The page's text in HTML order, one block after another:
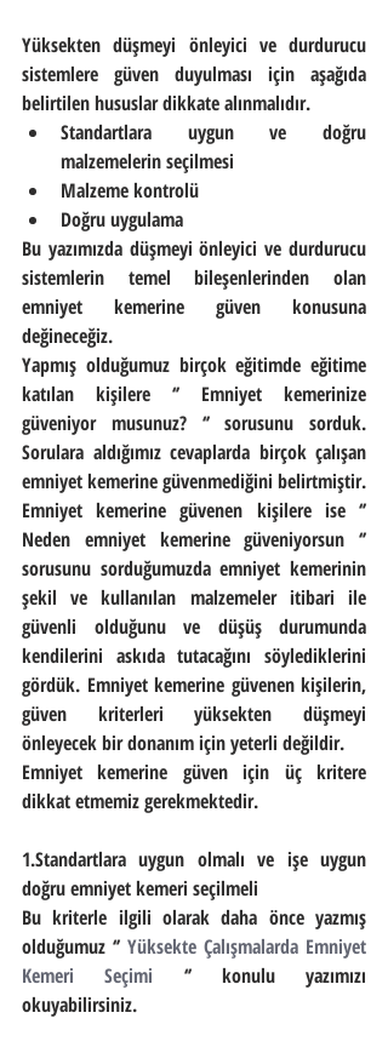
Yüksekten düşmeyi önleyici ve durdurucu
sistemlere güven duyulması için aşağıda
belirtilen hususlar dikkate alınmalıdır.
Standartlara uygun ve doğru
malzemelerin seçilmesi
Malzeme kontrolü
Doğru uygulama
Bu yazımızda düşmeyi önleyici ve durdurucu
sistemlerin temel bileşenlerinden olan
emniyet kemerine güven konusuna
değineceğiz.
Yapmış olduğumuz birçok eğitimde eğitime
katılan kişilere ‘’ Emniyet kemerinize
güveniyor musunuz? ‘’ sorusunu sorduk.
Sorulara aldığımız cevaplarda birçok çalışan
emniyet kemerine güvenmediğini belirtmiştir.
Emniyet kemerine güvenen kişilere ise ‘’
Neden emniyet kemerine güveniyorsun ‘’
sorusunu sorduğumuzda emniyet kemerinin
şekil ve kullanılan malzemeler itibari ile
güvenli olduğunu ve düşüş durumunda
kendilerini askıda tutacağını söylediklerini
gördük. Emniyet kemerine güvenen kişilerin,
güven kriterleri yüksekten düşmeyi
önleyecek bir donanım için yeterli değildir.
Emniyet kemerine güven için üç kritere
dikkat etmemiz gerekmektedir.
1.Standartlara uygun olmalı ve işe uygun
doğru emniyet kemeri seçilmeli
Bu kriterle ilgili olarak daha önce yazmış
olduğumuz ‘’ Yüksekte Çalışmalarda Emniyet
Kemeri Seçimi ‘’ konulu yazımızı
okuyabilirsiniz.